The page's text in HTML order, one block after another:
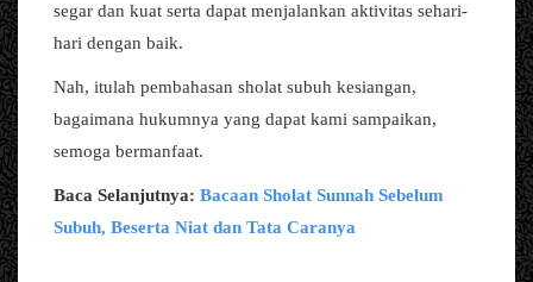
segar dan kuat serta dapat menjalankan aktivitas sehari-
hari dengan baik.
Nah, itulah pembahasan sholat subuh kesiangan,
bagaimana hukumnya yang dapat kami sampaikan,
semoga bermanfaat.
Baca Selanjutnya: Bacaan Sholat Sunnah Sebelum
Subuh, Beserta Niat dan Tata Caranya